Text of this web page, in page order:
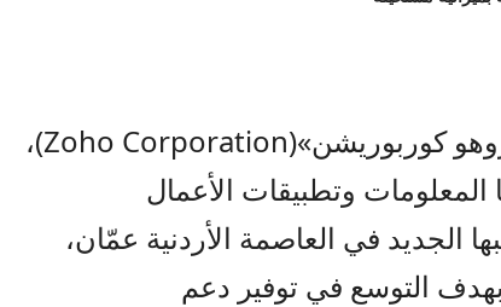
كوربوريشن»(
Zoho Corporation
)،
المعلومات وتطبيقات الأعمال
الجديد في العاصمة الأردنية عمّان،
بهدف التوسع في توفير دعم